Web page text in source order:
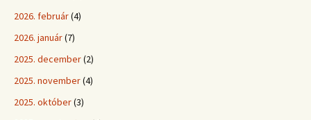
2026. február(4)
2026. január(7)
2025. december(2)
2025. november(4)
2025. október(3)